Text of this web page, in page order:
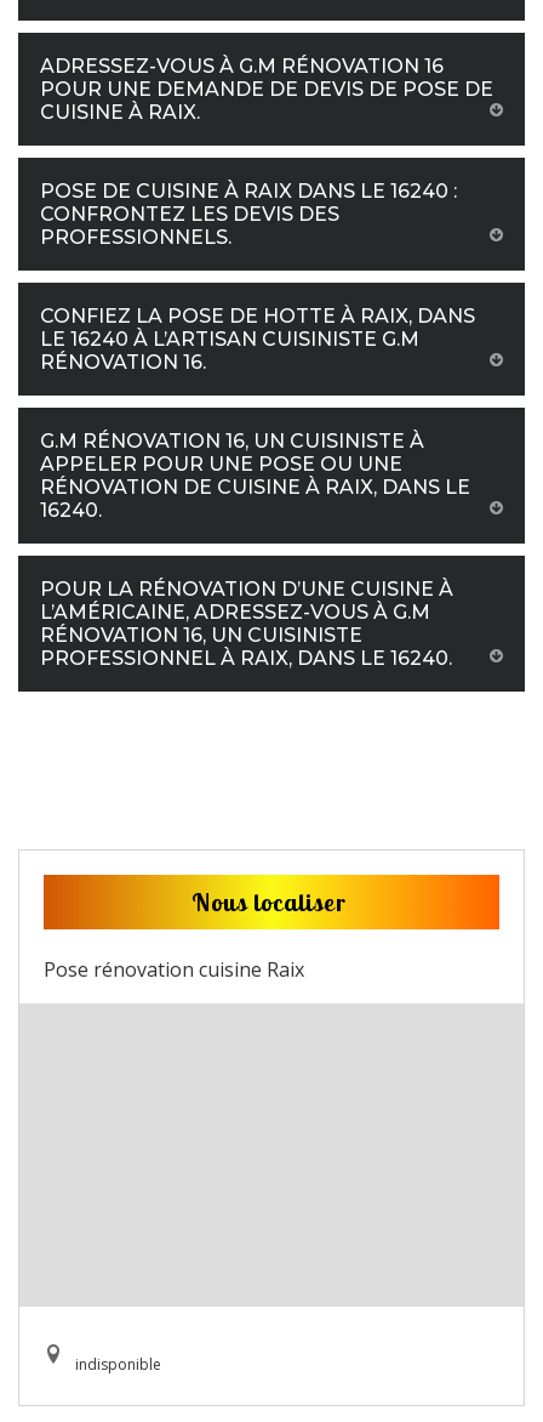
ADRESSEZ-VOUS À G.M RÉNOVATION 16
POUR UNE DEMANDE DE DEVIS DE POSE DE
CUISINE À RAIX.
POSE DE CUISINE À RAIX DANS LE 16240 :
CONFRONTEZ LES DEVIS DES
PROFESSIONNELS.
CONFIEZ LA POSE DE HOTTE À RAIX, DANS
LE 16240 À L’ARTISAN CUISINISTE G.M
RÉNOVATION 16.
G.M RÉNOVATION 16, UN CUISINISTE À
APPELER POUR UNE POSE OU UNE
RÉNOVATION DE CUISINE À RAIX, DANS LE
16240.
POUR LA RÉNOVATION D’UNE CUISINE À
L’AMÉRICAINE, ADRESSEZ-VOUS À G.M
RÉNOVATION 16, UN CUISINISTE
PROFESSIONNEL À RAIX, DANS LE 16240.
Nous localiser
Pose rénovation cuisine Raix
indisponible